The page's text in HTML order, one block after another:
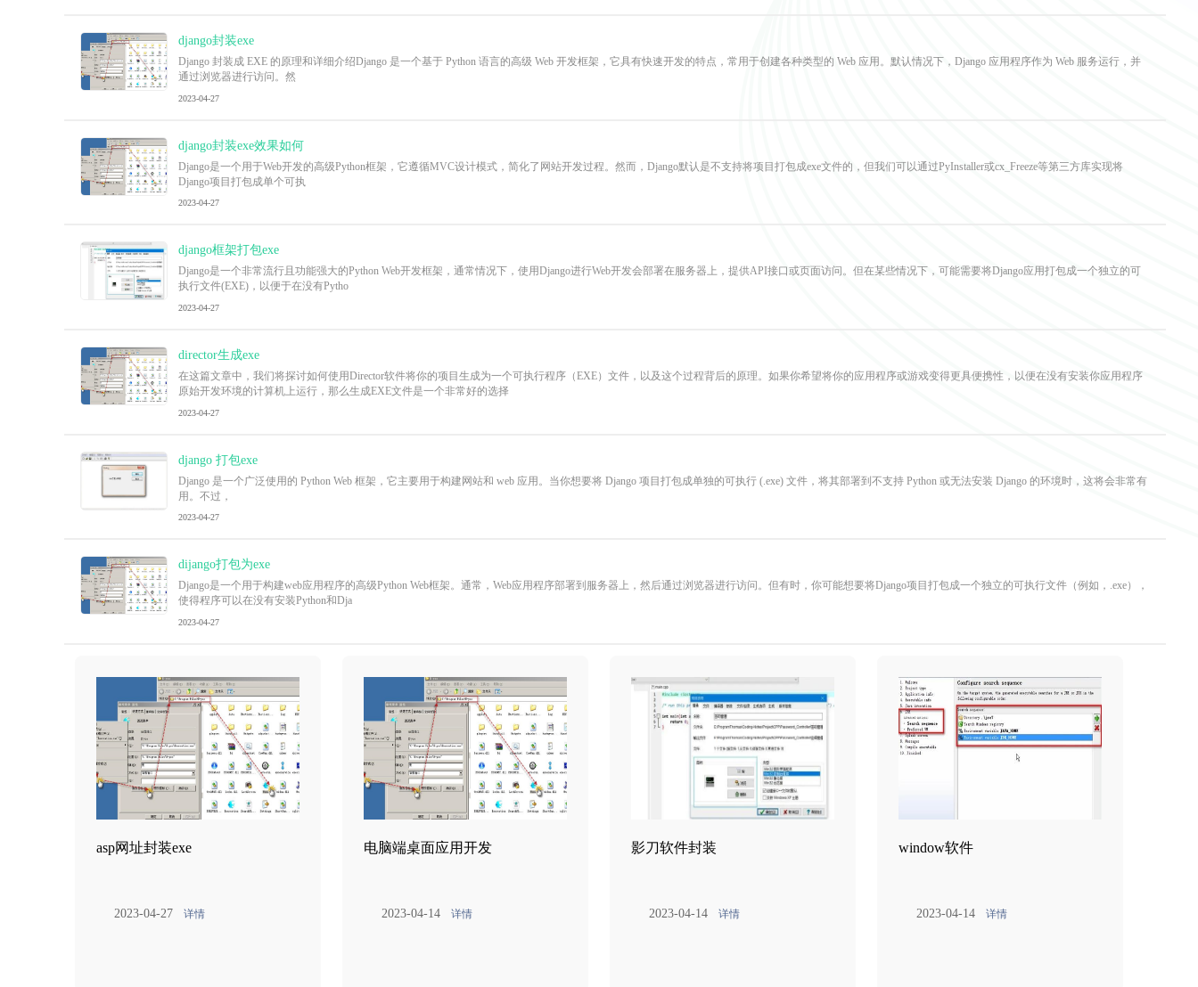
django封装exe
Django 封装成 EXE 的原理和详细介绍Django 是一个基于 Python 语言的高级 Web 开发框架，它具有快速开发的特点，常用于创建各种类型的 Web 应用。默认情况下，Django 应用程序作为 Web 服务运行，并
通过浏览器进行访问。然
2023-04-27
django封装exe效果如何
Django是一个用于Web开发的高级Python框架，它遵循MVC设计模式，简化了网站开发过程。然而，Django默认是不支持将项目打包成exe文件的，但我们可以通过PyInstaller或cx_Freeze等第三方库实现将
Django项目打包成单个可执
2023-04-27
django框架打包exe
Django是一个非常流行且功能强大的Python Web开发框架，通常情况下，使用Django进行Web开发会部署在服务器上，提供API接口或页面访问。但在某些情况下，可能需要将Django应用打包成一个独立的可
执行文件(EXE)，以便于在没有Pytho
2023-04-27
director生成exe
在这篇文章中，我们将探讨如何使用Director软件将你的项目生成为一个可执行程序（EXE）文件，以及这个过程背后的原理。如果你希望将你的应用程序或游戏变得更具便携性，以便在没有安装你应用程序
原始开发环境的计算机上运行，那么生成EXE文件是一个非常好的选择
2023-04-27
django 打包exe
Django 是一个广泛使用的 Python Web 框架，它主要用于构建网站和 web 应用。当你想要将 Django 项目打包成单独的可执行 (.exe) 文件，将其部署到不支持 Python 或无法安装 Django 的环境时，这将会非常有
用。不过，
2023-04-27
dijango打包为exe
Django是一个用于构建web应用程序的高级Python Web框架。通常，Web应用程序部署到服务器上，然后通过浏览器进行访问。但有时，你可能想要将Django项目打包成一个独立的可执行文件（例如，.exe），
使得程序可以在没有安装Python和Dja
2023-04-27
asp网址封装exe
2023-04-27 详情
电脑端桌面应用开发
2023-04-14 详情
影刀软件封装
2023-04-14 详情
window软件
2023-04-14 详情